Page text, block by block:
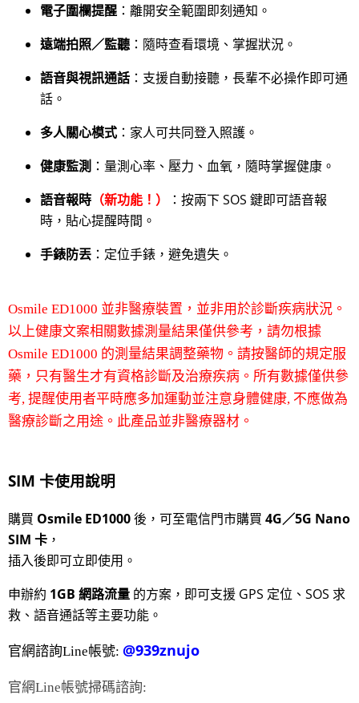
電子圍欄提醒 ：離開安全範圍即刻通知。
遠端拍照／監聽 ：隨時查看環境、掌握狀況。
語音與視訊通話 ：支援自動接聽，長輩不必操作即可通
話。
多人關心模式 ：家人可共同登入照護。
健康監測 ：量測心率、壓力、血氧，隨時掌握健康。
語音報時 （新功能！）
：按兩下 SOS 鍵即可語音報
時，貼心提醒時間。
手錶防丟 ：定位手錶，避免遺失。
Osmile ED1000 並非醫療裝置，並非用於診斷疾病狀況。
以上健康文案相關數據測量結果僅供參考，請勿根據
Osmile ED1000 的測量結果調整藥物。請按醫師的規定服
藥，只有醫生才有資格診斷及治療疾病。所有數據僅供參
考, 提醒使用者平時應多加運動並注意身體健康, 不應做為
醫療診斷之用途。此產品並非醫療器材。
SIM 卡使用說明
購買 Osmile ED1000後，可至電信門市購買 4G／5G Nano
SIM 卡 ，
插入後即可立即使用。
申辦約 1GB 網路流量 的方案，即可支援 GPS 定位、SOS 求
救、語音通話等主要功能。
官網諮詢Line帳號: @939znujo
官網Line帳號掃碼諮詢: